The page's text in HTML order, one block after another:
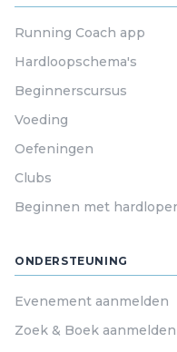
Running Coach app
Hardloopschema's
Beginnerscursus
Voeding
Oefeningen
Clubs
Beginnen met
ONDERSTEUNING
Evenement aanmelden
Zoek & Boek aanmelden